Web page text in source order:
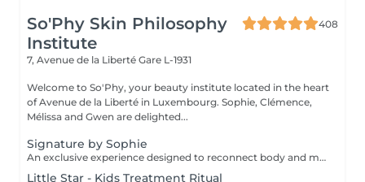
So'Phy Skin Philosophy
Institute
408
7, Avenue de la Liberté Gare L-1931
Welcome to So'Phy, your beauty institute located in the heart
of Avenue de la Liberté in Luxembourg. Sophie, Clémence,
Mélissa and Gwen are delighted...
Signature by Sophie
An exclusive experience designed to reconnect body and mind. This signature treatment begins with a warm and soothing foot bath, inviting the body to slow down and release the first tensions. It continues with a deeply relaxing back massage, designed to relieve muscular tension, calm the nervous system and create a true sense of letting go. The experience then continues with a fully personalised facial, tailored to your skin's specific needs to cleanse, hydrate and restore comfort and radiance. At the heart of this ritual lies Sophie's signature massage, the KobiLift® : a precise and enveloping technique that stimulates, drains and firms the skin while enhancing its natural glow. Beyond visible results, this treatment brings a deep sense of balance, lightness and renewal. A suspended moment where time slows down, the mind relaxes and the body feels fully cared for. Ideal for those seeking deep relaxation, radiant skin and a true moment of reconnection.
Little Star - Kids Treatment Ritual